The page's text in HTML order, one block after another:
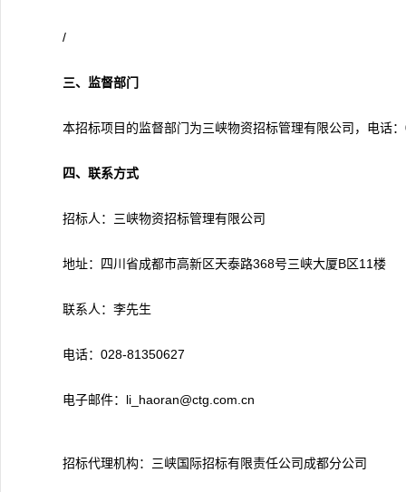
/
三、监督部门
本招标项目的监督部门为三峡物资招标管理有限公司，电话
四、联系方式
招标人：三峡物资招标管理有限公司
地址：四川省成都市高新区天泰路368号三峡大厦B区11楼
联系人：李先生
电话：028-81350627
电子邮件：li_haoran@ctg.com.cn
招标代理机构：三峡国际招标有限责任公司成都分公司